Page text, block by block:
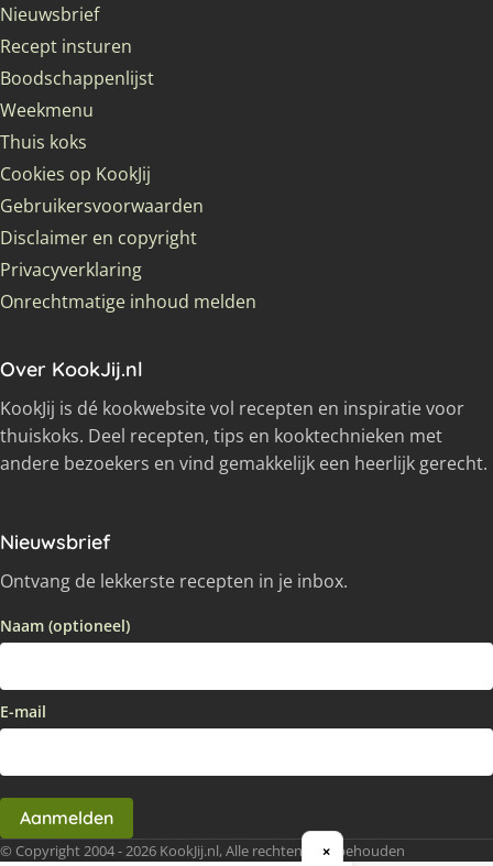
Nieuwsbrief
Recept insturen
Boodschappenlijst
Weekmenu
Thuis koks
Cookies op KookJij
Gebruikersvoorwaarden
Disclaimer en copyright
Privacyverklaring
Onrechtmatige inhoud melden
Over KookJij.nl
KookJij is dé kookwebsite vol recepten en inspiratie voor
thuiskoks. Deel recepten, tips en kooktechnieken met
andere bezoekers en vind gemakkelijk een heerlijk gerecht.
Nieuwsbrief
Ontvang de lekkerste recepten in je inbox.
Naam (optioneel)
E-mail
Aanmelden
© Copyright 2004 - 2026 KookJij.nl, Alle rechten voorbehouden
×